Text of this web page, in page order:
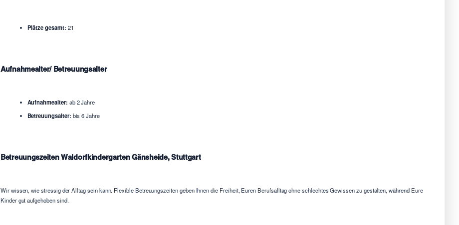
Plätze gesamt: 21
Aufnahmealter/ Betreuungsalter
Aufnahmealter: ab 2 Jahre
Betreuungsalter: bis 6 Jahre
Betreuungszeiten Waldorfkindergarten Gänsheide, Stuttgart
Wir wissen, wie stressig der Alltag sein kann. Flexible Betreuungszeiten geben Ihnen die Freiheit, Euren Berufsalltag ohne schlechtes Gewissen zu gestalten, während Eure
Kinder gut aufgehoben sind.